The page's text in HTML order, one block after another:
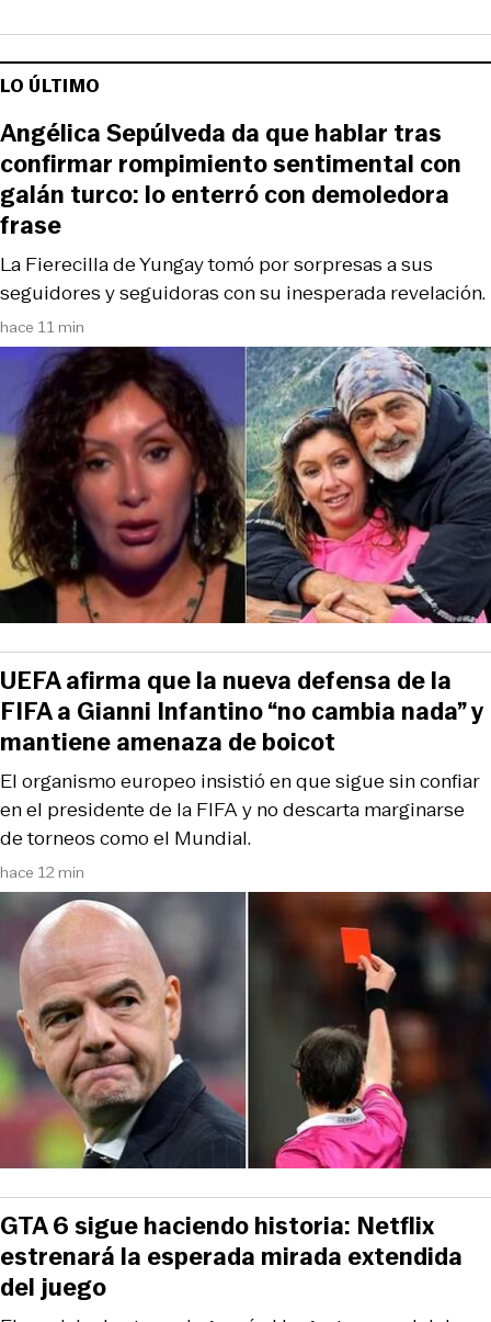
LO ÚLTIMO
hace 11 min
La Fierecilla de Yungay tomó por sorpresas a sus
seguidores y seguidoras con su inesperada revelación.
Angélica Sepúlveda da que hablar tras
confirmar rompimiento sentimental con
galán turco: lo enterró con demoledora
frase
hace 12 min
El organismo europeo insistió en que sigue sin confiar
en el presidente de la FIFA y no descarta marginarse
de torneos como el Mundial.
UEFA afirma que la nueva defensa de la
FIFA a Gianni Infantino “no cambia nada” y
mantiene amenaza de boicot
GTA 6 sigue haciendo historia: Netflix
estrenará la esperada mirada extendida
del juego